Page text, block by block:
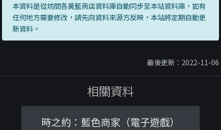
本資料是從坊間各黃藍商店資料庫自動同步至本站資料庫，如有
任何地方需要修改，請先向資料來源方反映，本站將定期自動更
新資料。
最後更新：2022-11-06
相關資料
時之約：藍色商家（電子遊戲）